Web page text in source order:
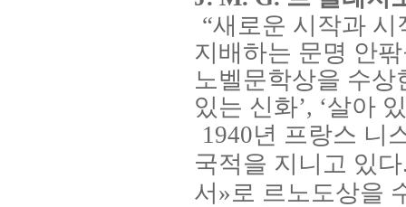
“새로운 시작과
지배하는 문명 안
노벨문학상을 수상
있는 신화’, ‘살아
1940년 프랑스 니
국적을 지니고 있다
서 »로 르노도상을